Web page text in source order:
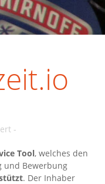
für
mahlzeit.io
-
Tool, welches den
und Bewerbung
. Der Inhaber